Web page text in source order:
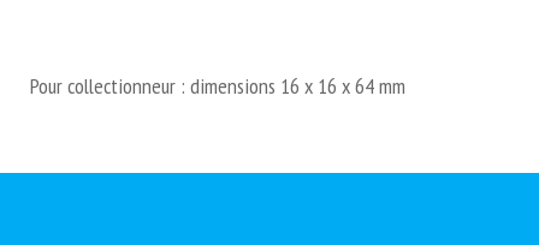
Pour collectionneur : dimensions 16 x 16 x 64 mm